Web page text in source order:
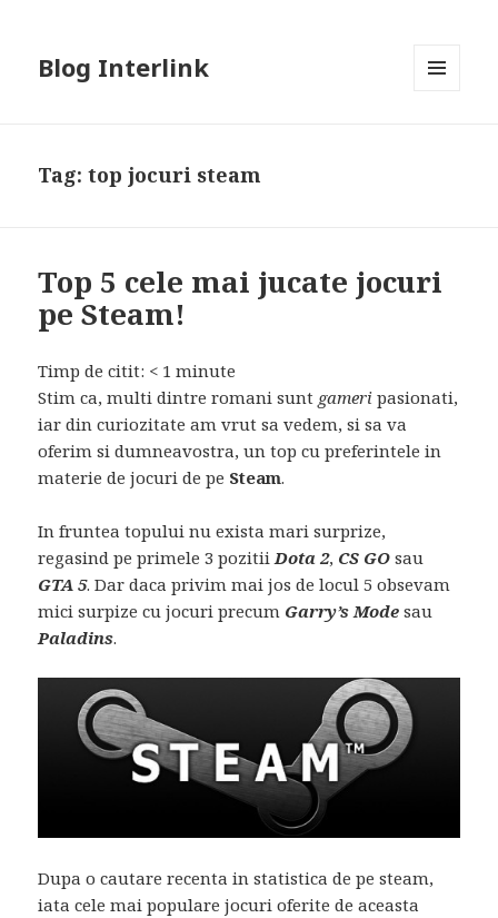
Blog Interlink
Tag:top jocuri steam
Top 5 cele mai jucate jocuri
pe Steam!
Timp de citit: < 1 minute
Stim ca, multi dintre romani sunt gameri pasionati,
iar din curiozitate am vrut sa vedem, si sa va
oferim si dumneavostra, un top cu preferintele in
materie de jocuri de pe Steam.
In fruntea topului nu exista mari surprize,
regasind pe primele 3 pozitiiDota 2, CS GO sau
GTA 5. Dar daca privim mai jos de locul 5 obsevam
mici surpize cu jocuri precum Garry’s Mode sau
Paladins.
Dupa o cautare recenta in statistica de pe steam,
iata cele mai populare jocuri oferite de aceasta